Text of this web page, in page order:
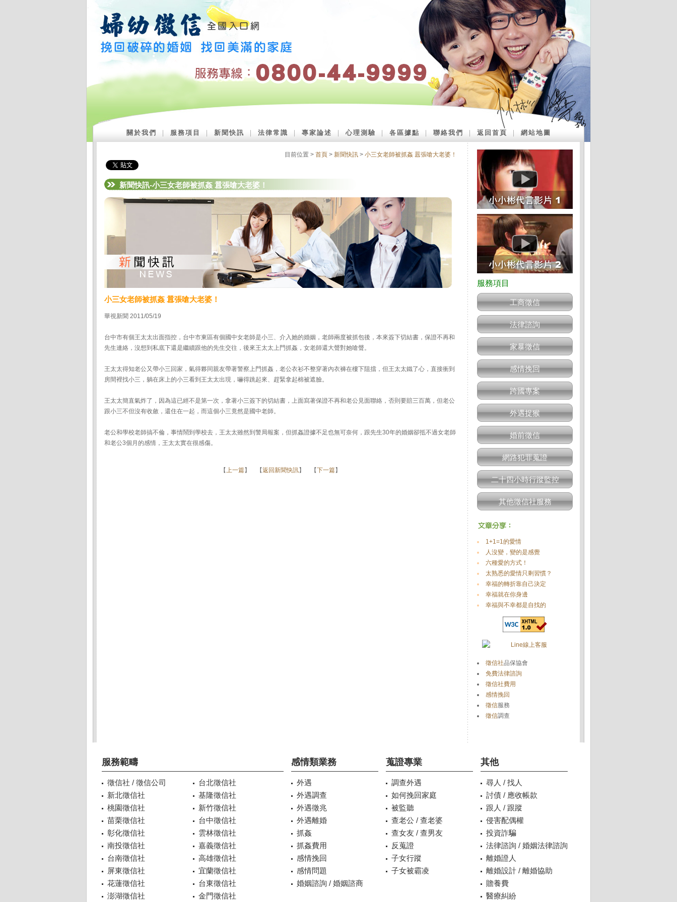
關於我們 服務項目 新聞快訊 法律常識 專家論述 ｜心理測驗 各區據點 聯絡我們 返回首頁 網站地圖
目前位置 > 首頁 > 新聞快訊 > 小三女老師被抓姦 囂張嗆大老婆！
新聞快訊-小三女老師被抓姦 囂張嗆大老婆！
小三女老師被抓姦 囂張嗆大老婆！
華視新聞 2011/05/19
台中市有個王太太出面指控，台中市東區有個國中女老師是小三、介入她的婚姻，老師兩度被抓包後，本來簽下切結書，保證不再和
先生連絡，沒想到私底下還是繼續跟他的先生交往，後來王太太上門抓姦，女老師還大聲對她嗆聲。
王太太得知老公又帶小三回家，氣得夥同親友帶著警察上門抓姦，老公衣衫不整穿著內衣褲在樓下阻擋，但王太太鐵了心，直接衝到
房間裡找小三，躺在床上的小三看到王太太出現，嚇得跳起來、趕緊拿起棉被遮臉。
王太太簡直氣炸了，因為這已經不是第一次，拿著小三簽下的切結書，上面寫著保證不再和老公見面聯絡，否則要賠三百萬，但老公
跟小三不但沒有收斂，還住在一起，而這個小三竟然是國中老師。
老公和學校老師搞不倫，事情鬧到學校去，王太太雖然到警局報案，但抓姦證據不足也無可奈何，跟先生30年的婚姻卻抵不過女老師
和老公3個月的感情，王太太實在很感傷。
【上一篇】 【返回新聞快訊】 【下一篇】
工商徵信
法律諮詢
家暴徵信
感情挽回
跨國專案
外遇捉猴
婚前徵信
網路犯罪蒐證
二十四小時行蹤監控
其他徵信社服務
1+1=1的愛情
人沒變，變的是感覺
六種愛的方式！
太熟悉的愛情只剩習慣？
幸福的轉折靠自己決定
幸福就在你身邊
幸福與不幸都是自找的
徵信社品保協會
免費法律諮詢
徵信社費用
感情挽回
徵信服務
徵信調查
服務範疇
徵信社 / 徵信公司
台北徵信社
新北徵信社
基隆徵信社
桃園徵信社
新竹徵信社
苗栗徵信社
台中徵信社
彰化徵信社
雲林徵信社
南投徵信社
嘉義徵信社
台南徵信社
高雄徵信社
屏東徵信社
宜蘭徵信社
花蓮徵信社
台東徵信社
澎湖徵信社
金門徵信社
感情類業務
外遇
外遇調查
外遇徵兆
外遇離婚
抓姦
抓姦費用
感情挽回
感情問題
婚姻諮詢 / 婚姻諮商
蒐證專業
調查外遇
如何挽回家庭
被監聽
查老公 / 查老婆
查女友 / 查男友
反蒐證
子女行蹤
子女被霸凌
其他
尋人 / 找人
討債 / 應收帳款
跟人 / 跟蹤
侵害配偶權
投資詐騙
法律諮詢 / 婚姻法律諮詢
離婚證人
離婚設計 / 離婚協助
贍養費
醫療糾紛